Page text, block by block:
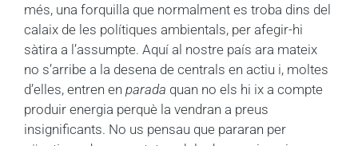
més, una forquilla que normalment es troba dins del
calaix de les polítiques ambientals, per afegir-hi
sàtira a l’assumpte. Aquí al nostre país ara mateix
no s’arribe a la desena de centrals en actiu i, moltes
d’elles, entren en parada quan no els hi ix a compte
produir energia perquè la vendran a preus
insignificants. No us pensau que pararan per